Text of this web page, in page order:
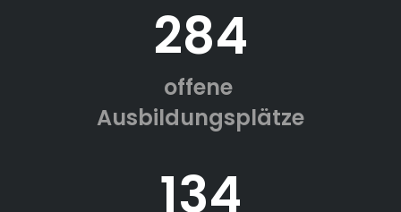
284
offene
Ausbildungsplätze
134